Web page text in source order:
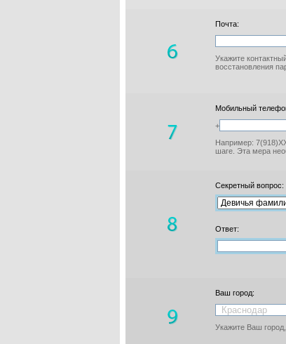
Почта:
Укажите
восстановления
Мобильный
+
Например:
шаге. Эта мера
Секретный вопрос:
Ответ:
Ваш город:
Укажите Ваш